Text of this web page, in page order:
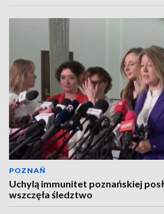
POZNAŃ
Uchylą immunitet poznańskiej
wszczęła śledztwo